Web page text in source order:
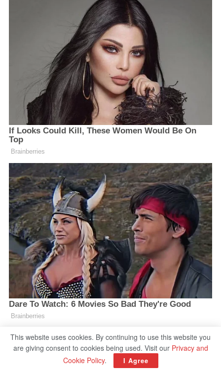
This website uses cookies. By continuing to use this website you
are giving consent to cookies being used. Visit our Privacy and
Cookie Policy. I Agree